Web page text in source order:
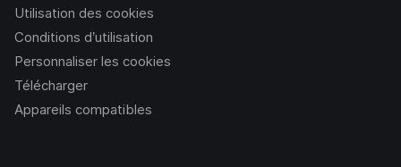
Utilisation des cookies
Conditions d’utilisation
Personnaliser les cookies
Télécharger
Appareils compatibles